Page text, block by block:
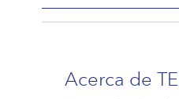
Acerca de